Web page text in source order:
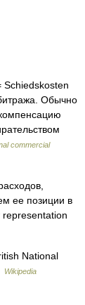
Обычно
commercial
ее позиции в
representation
National
Wikipedia